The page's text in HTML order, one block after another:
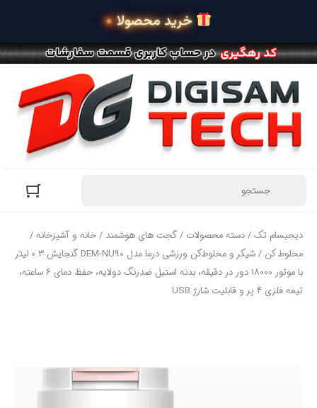
دیجیسام تک/دسته محصولات /گجت های هوشمند /خانه و آشپزخانه/
مخلوط کن
/ شیکر و مخلوط‌کن ورزشی درما مدل DEM-NU90 گنجایش 0.3 لیتر
با موتور 18000 دور در دقیقه، بدنه استیل ضدزنگ دولایه، حفظ دمای 6 ساعته،
تیغه فلزی 4 پر و قابلیت شارژ USB
خرید محصولات در 4 قسط